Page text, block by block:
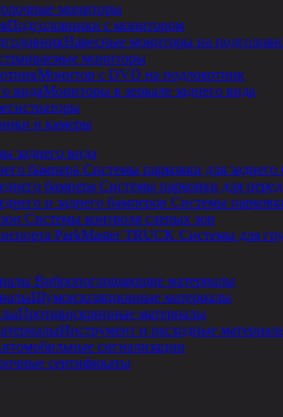
мониторы
Подголовники с монитором
Навесные мониторы на
мониторы
Монитор с DVD на подлокотник
Мониторы в зеркале заднего вида
и камеры
заднего вида
Системы парковки для заднего
Системы парковки для
Системы
Системы контроля слепых зон
Системы для
Вибропоглощающие материалы
Шумоизоляционные материалы
Противоскрипные материалы
Инструмент и расходные
сигнализации
сертификаты